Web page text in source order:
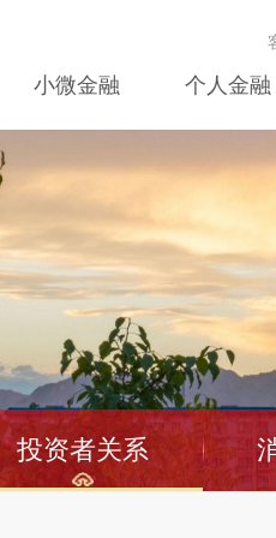
小微金融 个人金融
投资者关系